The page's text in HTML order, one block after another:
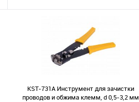
В корзину
Сравнение
KST-731A Инструмент для зачистки
проводов и обжима клемм, d 0,5-3,2 мм